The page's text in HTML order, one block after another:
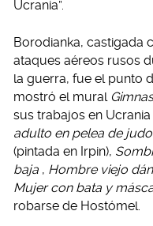
Ucrania”.
Borodianka, castigada
ataques aéreos rusos
la guerra, fue el punto
mostró el mural
sus trabajos en
adulto en pelea de judo
(pintada en Irpin),
baja , Hombre viejo
Mujer con bata y
robarse de Hostómel.